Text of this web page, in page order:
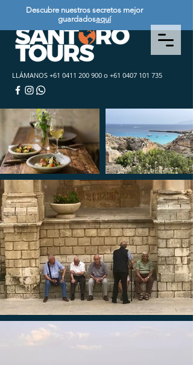
LLÁMANOS +61 0411 200 900 o +61 0407 101 735
Descubre nuestros secretos mejor
guardadosaquí